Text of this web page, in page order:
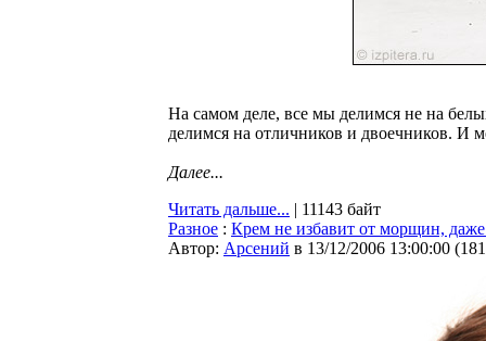
На самом деле, все мы делимся не на
делимся на отличников и двоечников. И
Далее...
Читать дальше... | 11143 байт
Разное : Крем не избавит от морщин,
Автор: Арсений в 13/12/2006 13:00:00 (